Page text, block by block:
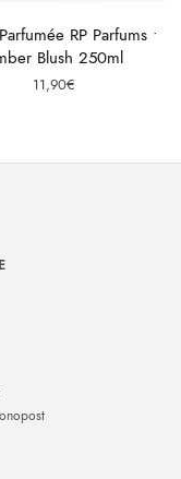
Ajouter au panierRP Parfums •
Blush 250ml
11,90€